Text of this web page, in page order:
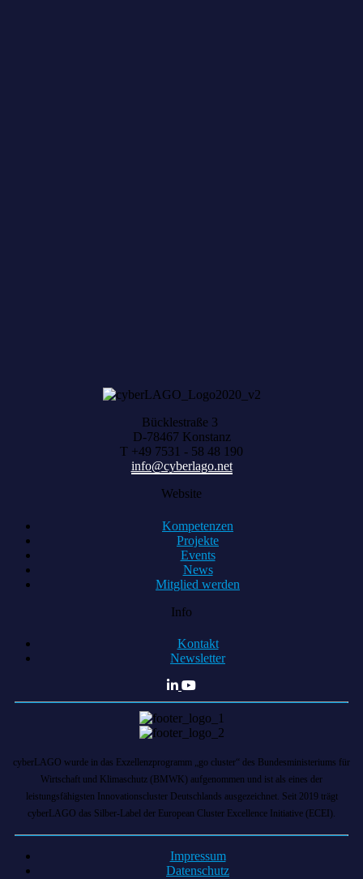
Bücklestraße 3
D-78467 Konstanz
T +49 7531 - 58 48 190
info@cyberlago.net
Website
Kompetenzen
Projekte
Events
News
Mitglied werden
Info
Kontakt
Newsletter
cyberLAGO wurde in das Exzellenzprogramm „go cluster“ des Bundesministeriums für
Wirtschaft und Klimaschutz (BMWK) aufgenommen und ist als eines der
leistungsfähigsten Innovationscluster Deutschlands ausgezeichnet. Seit 2019 trägt
cyberLAGO das Silber-Label der European Cluster Excellence Initiative (ECEI).
Impressum
Datenschutz